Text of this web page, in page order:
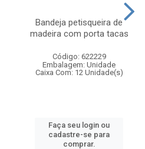
Bandeja petisqueira de
madeira com porta tacas
Código: 622229
Embalagem: Unidade
Caixa Com: 12 Unidade(s)
Faça seu login ou
cadastre-se para
comprar.